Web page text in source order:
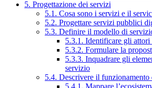
5. Progettazione dei servizi
5.1. Cosa sono i servizi e il
5.2. Progettare servizi pubblici
5.3. Definire il modello di
5.3.1. Identificare gli
5.3.2. Formulare la
5.3.3. Inquadrare gli
servizio
5.4. Descrivere il funzionamento
5.4.1. Mappare